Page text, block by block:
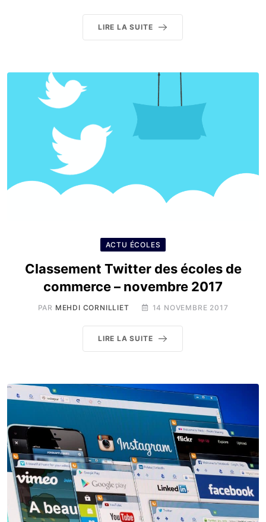
LIRE LA SUITE
ACTU ÉCOLES
Classement Twitter des écoles de
commerce – novembre 2017
PAR MEHDI CORNILLIET 14 NOVEMBRE 2017
LIRE LA SUITE